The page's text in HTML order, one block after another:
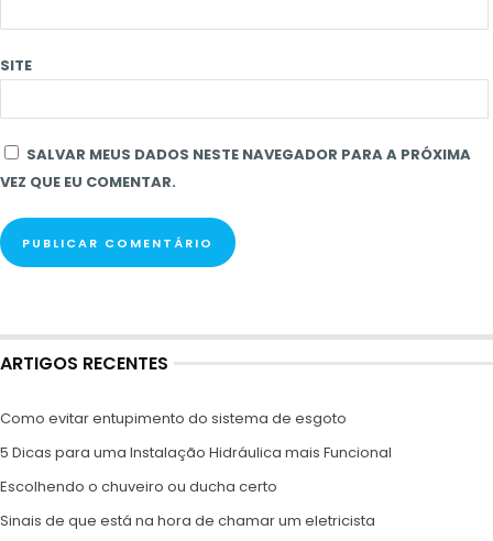
SITE
SALVAR MEUS DADOS NESTE NAVEGADOR PARA A PRÓXIMA
VEZ QUE EU COMENTAR.
ARTIGOS RECENTES
Como evitar entupimento do sistema de esgoto
5 Dicas para uma Instalação Hidráulica mais Funcional
Escolhendo o chuveiro ou ducha certo
Sinais de que está na hora de chamar um eletricista